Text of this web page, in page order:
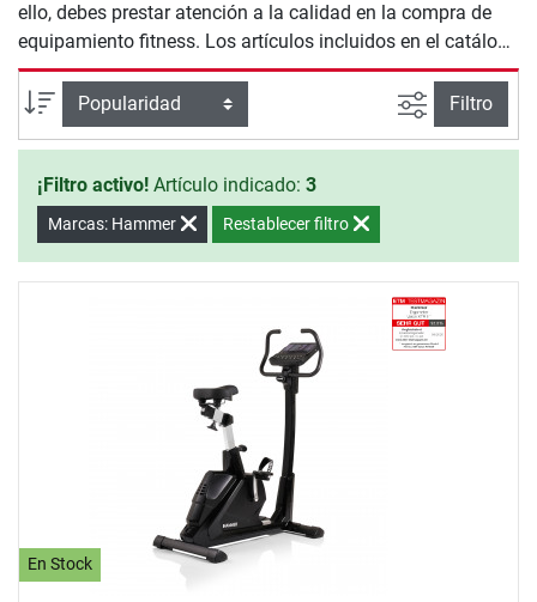
ello, debes prestar atención a la calidad en la compra de
equipamiento fitness. Los artículos incluidos en el catálogo
de Bicicletas Estáticas Hammer te ofrecen seguridad y
calidad para un entrenamiento efectivo en casa.
Ordenar por Busqueda
Filtro
¡Filtro activo! Artículo indicado: 3
Marcas: Hammer Restablecer filtro
En Stock